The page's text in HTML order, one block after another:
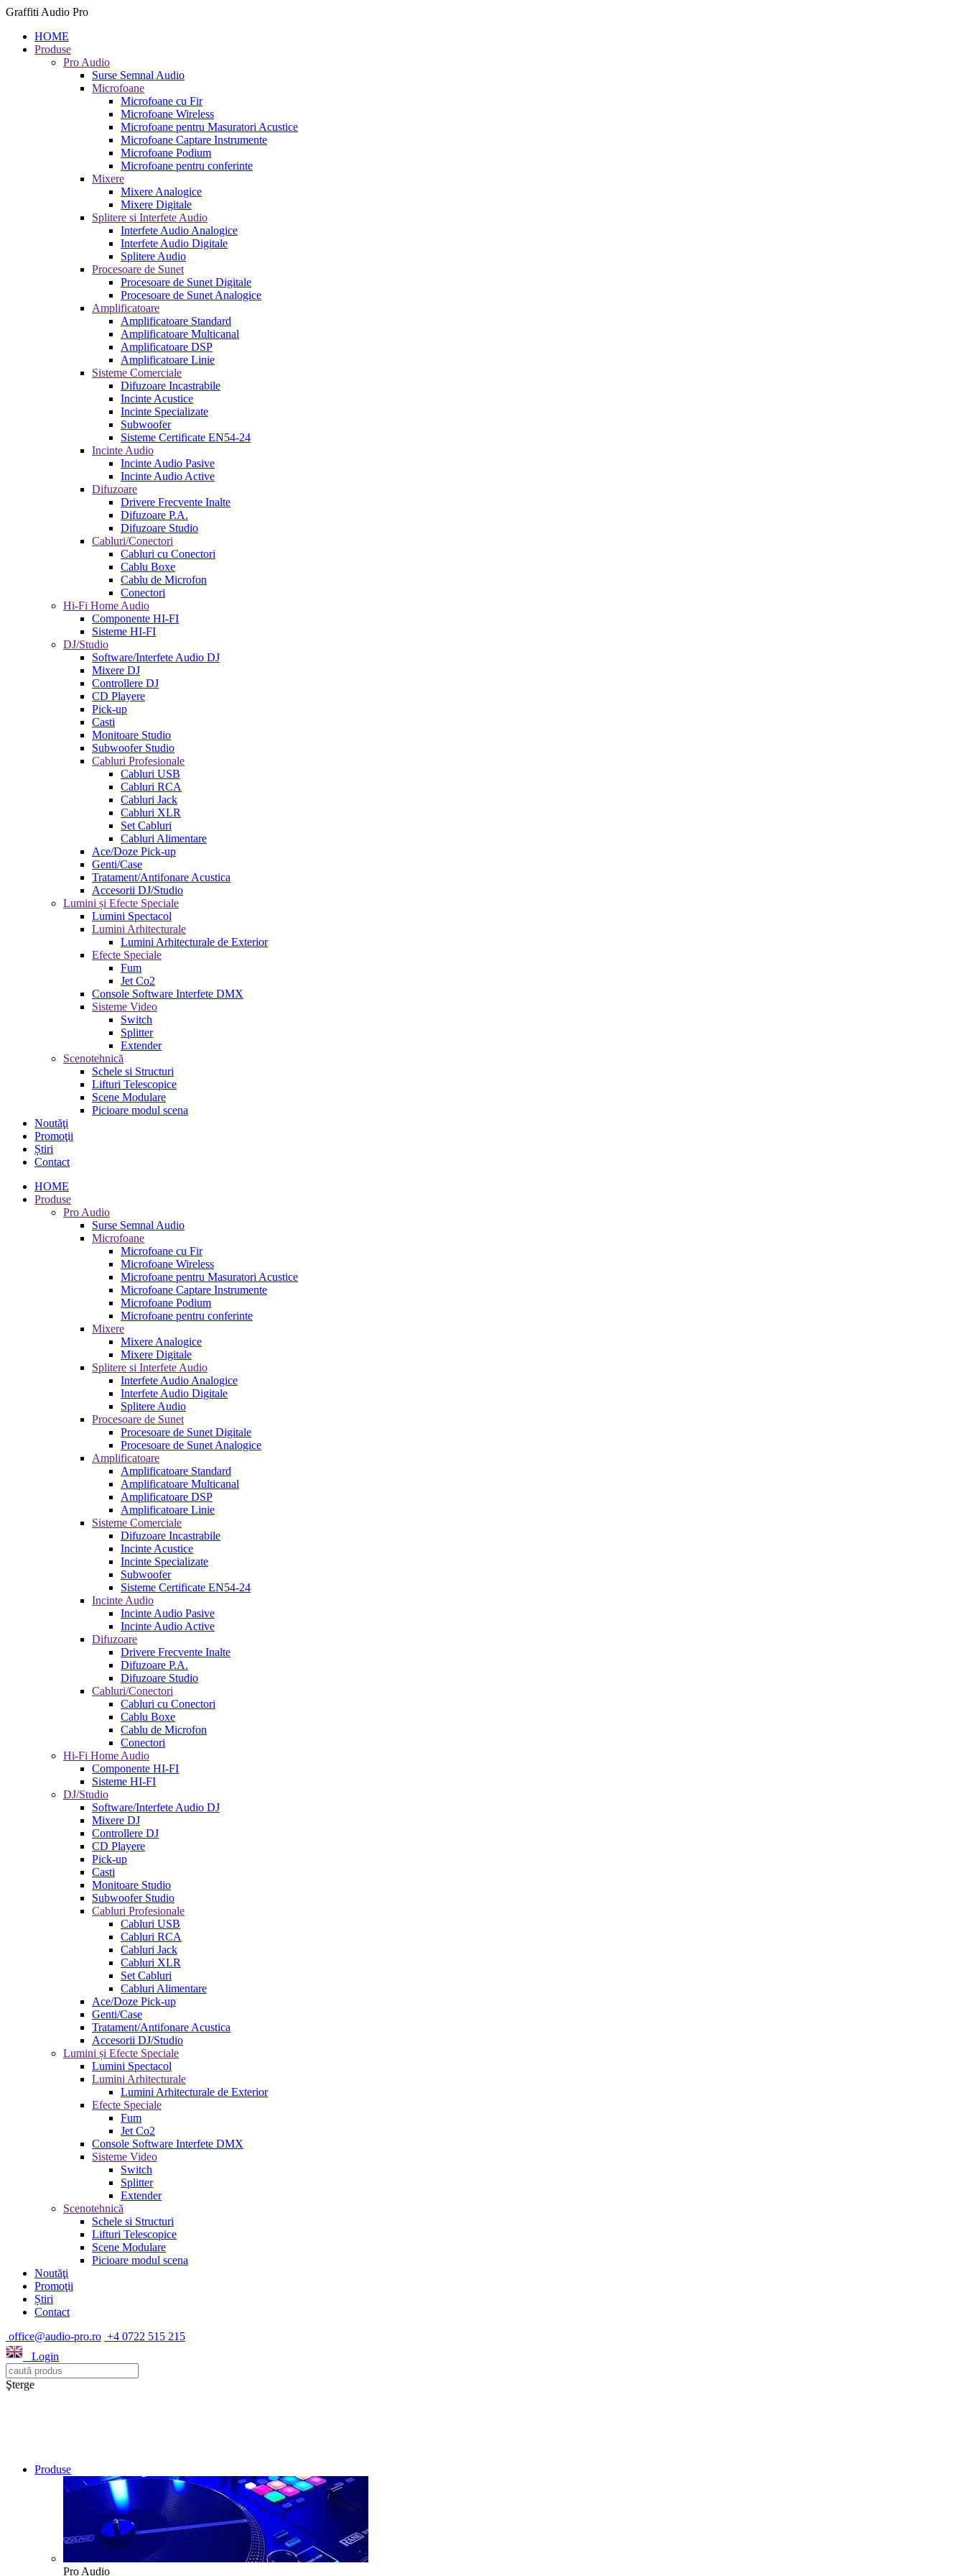
Graffiti Audio Pro
HOME
Produse
Pro Audio
Surse Semnal Audio
Microfoane
Microfoane cu Fir
Microfoane Wireless
Microfoane pentru Masuratori Acustice
Microfoane Captare Instrumente
Microfoane Podium
Microfoane pentru conferinte
Mixere
Mixere Analogice
Mixere Digitale
Splitere si Interfete Audio
Interfete Audio Analogice
Interfete Audio Digitale
Splitere Audio
Procesoare de Sunet
Procesoare de Sunet Digitale
Procesoare de Sunet Analogice
Amplificatoare
Amplificatoare Standard
Amplificatoare Multicanal
Amplificatoare DSP
Amplificatoare Linie
Sisteme Comerciale
Difuzoare Incastrabile
Incinte Acustice
Incinte Specializate
Subwoofer
Sisteme Certificate EN54-24
Incinte Audio
Incinte Audio Pasive
Incinte Audio Active
Difuzoare
Drivere Frecvente Inalte
Difuzoare P.A.
Difuzoare Studio
Cabluri/Conectori
Cabluri cu Conectori
Cablu Boxe
Cablu de Microfon
Conectori
Hi-Fi Home Audio
Componente HI-FI
Sisteme HI-FI
DJ/Studio
Software/Interfete Audio DJ
Mixere DJ
Controllere DJ
CD Playere
Pick-up
Casti
Monitoare Studio
Subwoofer Studio
Cabluri Profesionale
Cabluri USB
Cabluri RCA
Cabluri Jack
Cabluri XLR
Set Cabluri
Cabluri Alimentare
Ace/Doze Pick-up
Genti/Case
Tratament/Antifonare Acustica
Accesorii DJ/Studio
Lumini și Efecte Speciale
Lumini Spectacol
Lumini Arhitecturale
Lumini Arhitecturale de Exterior
Efecte Speciale
Fum
Jet Co2
Console Software Interfete DMX
Sisteme Video
Switch
Splitter
Extender
Scenotehnică
Schele si Structuri
Lifturi Telescopice
Scene Modulare
Picioare modul scena
Noutăţi
Promoţii
Știri
Contact
HOME
Produse
Pro Audio
Surse Semnal Audio
Microfoane
Microfoane cu Fir
Microfoane Wireless
Microfoane pentru Masuratori Acustice
Microfoane Captare Instrumente
Microfoane Podium
Microfoane pentru conferinte
Mixere
Mixere Analogice
Mixere Digitale
Splitere si Interfete Audio
Interfete Audio Analogice
Interfete Audio Digitale
Splitere Audio
Procesoare de Sunet
Procesoare de Sunet Digitale
Procesoare de Sunet Analogice
Amplificatoare
Amplificatoare Standard
Amplificatoare Multicanal
Amplificatoare DSP
Amplificatoare Linie
Sisteme Comerciale
Difuzoare Incastrabile
Incinte Acustice
Incinte Specializate
Subwoofer
Sisteme Certificate EN54-24
Incinte Audio
Incinte Audio Pasive
Incinte Audio Active
Difuzoare
Drivere Frecvente Inalte
Difuzoare P.A.
Difuzoare Studio
Cabluri/Conectori
Cabluri cu Conectori
Cablu Boxe
Cablu de Microfon
Conectori
Hi-Fi Home Audio
Componente HI-FI
Sisteme HI-FI
DJ/Studio
Software/Interfete Audio DJ
Mixere DJ
Controllere DJ
CD Playere
Pick-up
Casti
Monitoare Studio
Subwoofer Studio
Cabluri Profesionale
Cabluri USB
Cabluri RCA
Cabluri Jack
Cabluri XLR
Set Cabluri
Cabluri Alimentare
Ace/Doze Pick-up
Genti/Case
Tratament/Antifonare Acustica
Accesorii DJ/Studio
Lumini și Efecte Speciale
Lumini Spectacol
Lumini Arhitecturale
Lumini Arhitecturale de Exterior
Efecte Speciale
Fum
Jet Co2
Console Software Interfete DMX
Sisteme Video
Switch
Splitter
Extender
Scenotehnică
Schele si Structuri
Lifturi Telescopice
Scene Modulare
Picioare modul scena
Noutăţi
Promoţii
Știri
Contact
office@audio-pro.ro +4 0722 515 215
Login
Şterge
Produse
Pro Audio